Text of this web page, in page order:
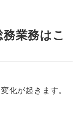
業務はこ
化が起きます。